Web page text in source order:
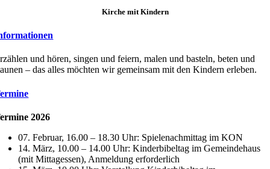
Kirche mit Kindern
und hören, singen und feiern, malen und basteln, beten und
– das alles möchten wir gemeinsam mit den Kindern erleben.
2026
07. Februar, 16.00 – 18.30 Uhr: Spielenachmittag im KON
14. März, 10.00 – 14.00 Uhr: Kinderbibeltag im Gemeindehaus
(mit Mittagessen), Anmeldung erforderlich